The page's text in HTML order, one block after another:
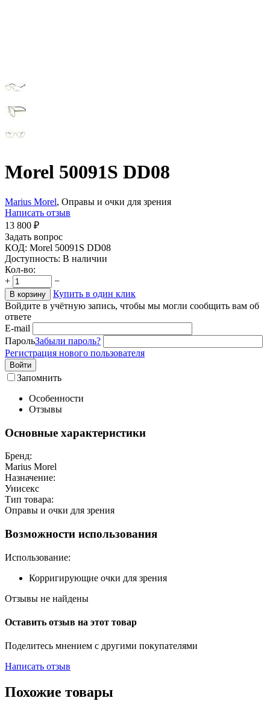
Morel 50091S DD08
Marius Morel, Оправы и очки для зрения
Написать отзыв
13 800 ₽
Задать вопрос
КОД: Morel 50091S DD08
Доступность: В наличии
Кол-во:
+
−
В корзину
Купить в один клик
Войдите в учётную запись, чтобы мы могли сообщить вам об
ответе
E-mail
ПарольЗабыли пароль?
Регистрация нового пользователя
Войти
Запомнить
Особенности
Отзывы
Основные характеристики
Бренд:
Marius Morel
Назначение:
Унисекс
Тип товара:
Оправы и очки для зрения
Возможности использования
Использование:
Корригирующие очки для зрения
Отзывы не найдены
Оставить отзыв на этот товар
Поделитесь мнением с другими покупателями
Написать отзыв
Похожие товары